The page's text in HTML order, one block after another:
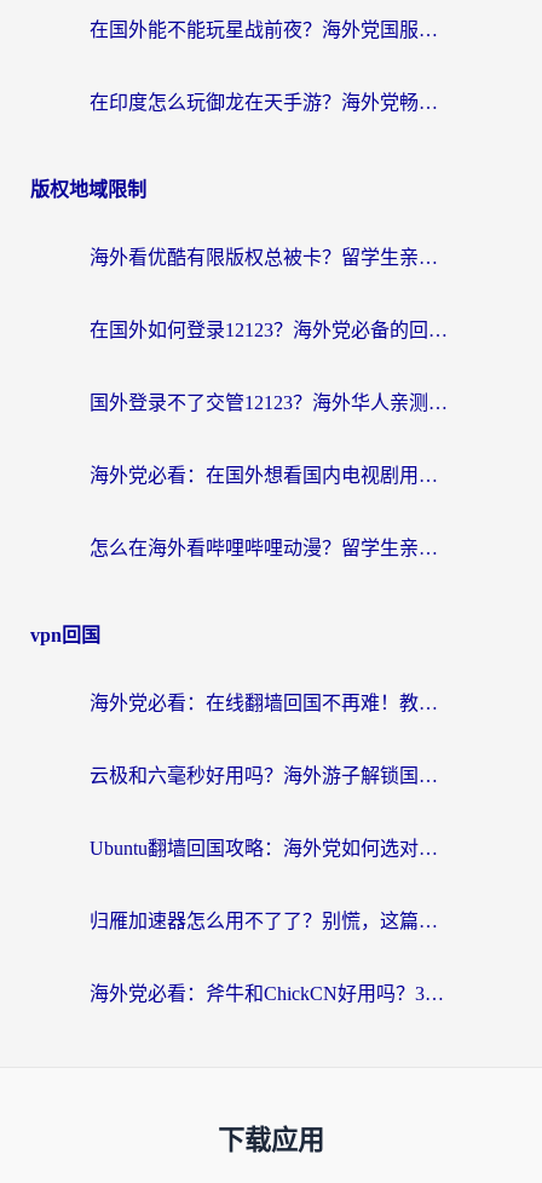
在国外能不能玩星战前夜？海外党国服游戏不卡顿的秘密武器在这里
在印度怎么玩御龙在天手游？海外党畅玩国服的终极生存指南
版权地域限制
海外看优酷有限版权总被卡？留学生亲测有效的回国加速器选择指南
在国外如何登录12123？海外党必备的回国加速实用指南
国外登录不了交管12123？海外华人亲测有效的回国加速器选择指南
海外党必看：在国外想看国内电视剧用什么软件？3步解决地域限制
怎么在海外看哔哩哔哩动漫？留学生亲测有效的回国加速方案
vpn回国
海外党必看：在线翻墙回国不再难！教你选对加速器无缝刷国内资源
云极和六毫秒好用吗？海外游子解锁国内资源的真实答案
Ubuntu翻墙回国攻略：海外党如何选对加速器，无缝刷国内剧玩游戏？
归雁加速器怎么用不了了？别慌，这篇指南教你如何丝滑“回家”
海外党必看：斧牛和ChickCN好用吗？3款热门加速器实测+番茄加速器深度体验
下载应用